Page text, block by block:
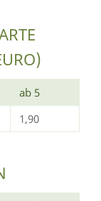
ab 5
1,90